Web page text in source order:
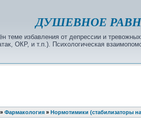
ДУШЕВНОЕ
теме избавления от депрессии и
ОКР, и т.п.). Психологическая
»Фармакология »Нормотимики (стабилизаторы